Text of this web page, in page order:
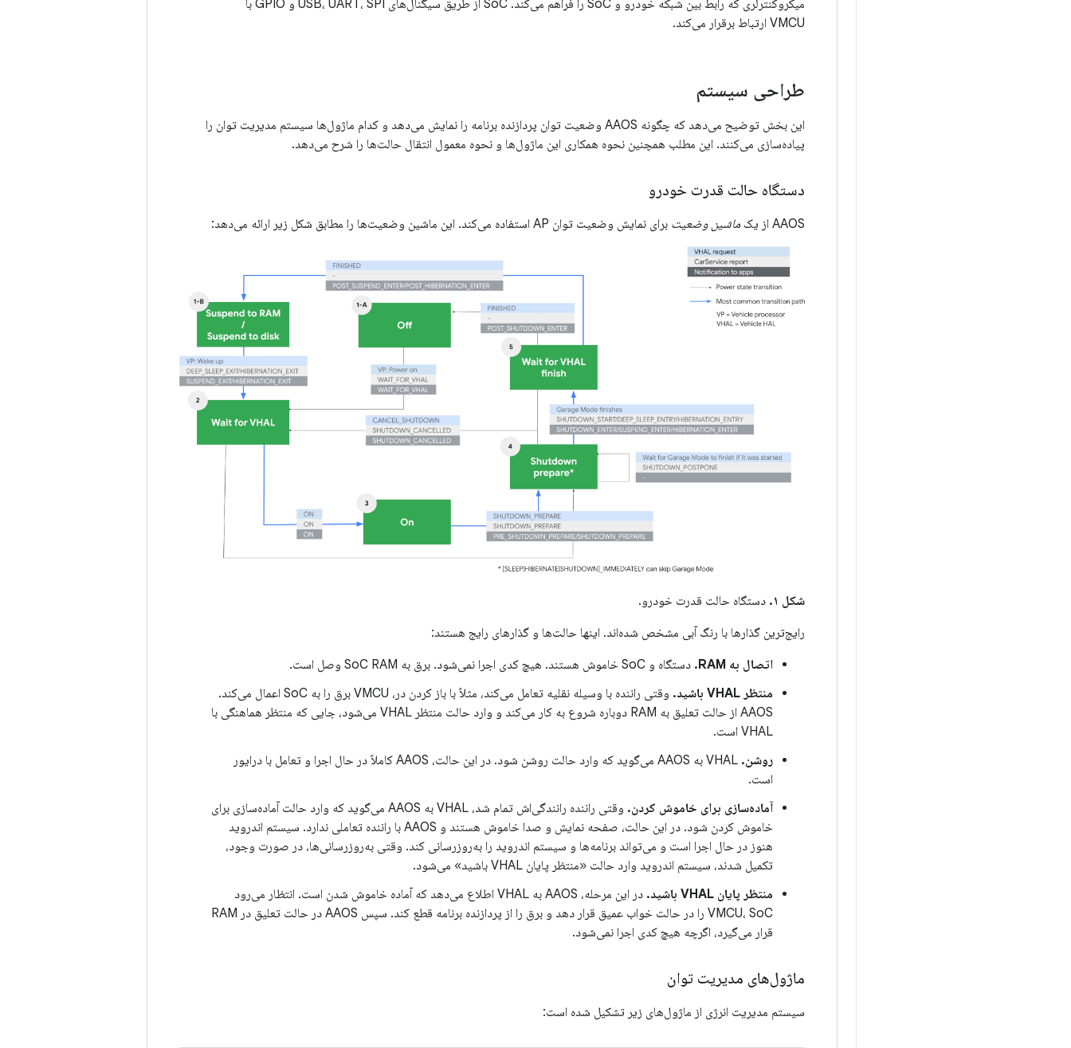
میکروکنترلری که رابط بین شبکه خودرو و SoC را فراهم می‌کند. SoC از طریق سیگنال‌های USB، UART، SPI و GPIO با
VMCU ارتباط برقرار می‌کند.
طراحی سیستم
این بخش توضیح می‌دهد که چگونه AAOS وضعیت توان پردازنده برنامه را نمایش می‌دهد و کدام ماژول‌ها سیستم مدیریت توان را
پیاده‌سازی می‌کنند. این مطلب همچنین نحوه همکاری این ماژول‌ها و نحوه معمول انتقال حالت‌ها را شرح می‌دهد.
دستگاه حالت قدرت خودرو
AAOS از یک ماشین وضعیت برای نمایش وضعیت توان AP استفاده می‌کند. این ماشین وضعیت‌ها را مطابق شکل زیر ارائه می‌دهد:
شکل ۱.
دستگاه حالت قدرت خودرو.
رایج‌ترین گذارها با رنگ آبی مشخص شده‌اند. اینها حالت‌ها و گذارهای رایج هستند:
اتصال به RAM.
دستگاه و SoC خاموش هستند. هیچ کدی اجرا نمی‌شود. برق به SoC RAM وصل است.
منتظر VHAL باشید.
وقتی راننده با وسیله نقلیه تعامل می‌کند، مثلاً با باز کردن در، VMCU برق را به SoC اعمال می‌کند.
AAOS از حالت تعلیق به RAM دوباره شروع به کار می‌کند و وارد حالت منتظر VHAL می‌شود، جایی که منتظر هماهنگی با
VHAL است.
روشن.
VHAL به AAOS می‌گوید که وارد حالت روشن شود. در این حالت، AAOS کاملاً در حال اجرا و تعامل با درایور
است.
آماده‌سازی برای خاموش کردن.
وقتی راننده رانندگی‌اش تمام شد، VHAL به AAOS می‌گوید که وارد حالت آماده‌سازی برای
خاموش کردن شود. در این حالت، صفحه نمایش و صدا خاموش هستند و AAOS با راننده تعاملی ندارد. سیستم اندروید
هنوز در حال اجرا است و می‌تواند برنامه‌ها و سیستم اندروید را به‌روزرسانی کند. وقتی به‌روزرسانی‌ها، در صورت وجود،
تکمیل شدند، سیستم اندروید وارد حالت «منتظر پایان VHAL باشید» می‌شود.
منتظر پایان VHAL باشید.
در این مرحله، AAOS به VHAL اطلاع می‌دهد که آماده خاموش شدن است. انتظار می‌رود
VMCU، SoC را در حالت خواب عمیق قرار دهد و برق را از پردازنده برنامه قطع کند. سپس AAOS در حالت تعلیق در RAM
قرار می‌گیرد، اگرچه هیچ کدی اجرا نمی‌شود.
ماژول‌های مدیریت توان
سیستم مدیریت انرژی از ماژول‌های زیر تشکیل شده است: